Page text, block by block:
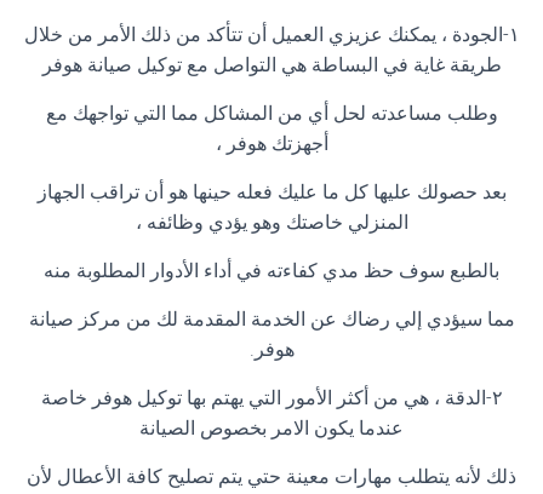
١-الجودة ، يمكنك عزيزي العميل أن تتأكد من ذلك الأمر من خلال
طريقة غاية في البساطة هي التواصل مع توكيل صيانة هوفر
وطلب مساعدته لحل أي من المشاكل مما التي تواجهك مع
أجهزتك هوفر ،
بعد حصولك عليها كل ما عليك فعله حينها هو أن تراقب الجهاز
المنزلي خاصتك وهو يؤدي وظائفه ،
بالطبع سوف حظ مدي كفاءته في أداء الأدوار المطلوبة منه
مما سيؤدي إلي رضاك عن الخدمة المقدمة لك من مركز صيانة
هوفر.
٢-الدقة ، هي من أكثر الأمور التي يهتم بها توكيل هوفر خاصة
عندما يكون الامر بخصوص الصيانة
ذلك لأنه يتطلب مهارات معينة حتي يتم تصليح كافة الأعطال لأن